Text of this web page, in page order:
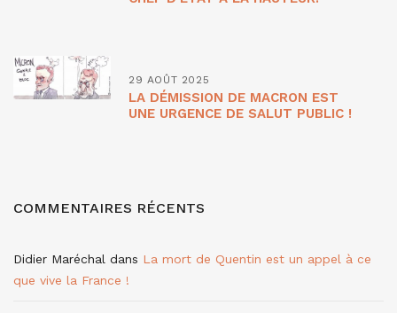
29 AOÛT 2025
LA DÉMISSION DE MACRON EST
UNE URGENCE DE SALUT PUBLIC !
COMMENTAIRES RÉCENTS
Didier Maréchal dans La mort de Quentin est un appel à ce
que vive la France !